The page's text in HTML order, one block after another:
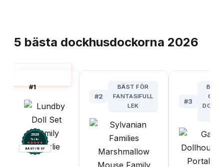
5 bästa dockhusdockorna 2026
#1
2026
Testix.
BÄST I TEST
#2
BÄST FÖR
FANTASIFULL
LEK
#3